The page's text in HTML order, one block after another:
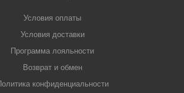
Условия оплаты
Условия доставки
Программа лояльности
Возврат и обмен
конфиденциальности